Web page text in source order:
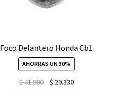
Foco Delantero Honda Cb1
AHORRAS UN 30%
$41.900 $ 29.330El